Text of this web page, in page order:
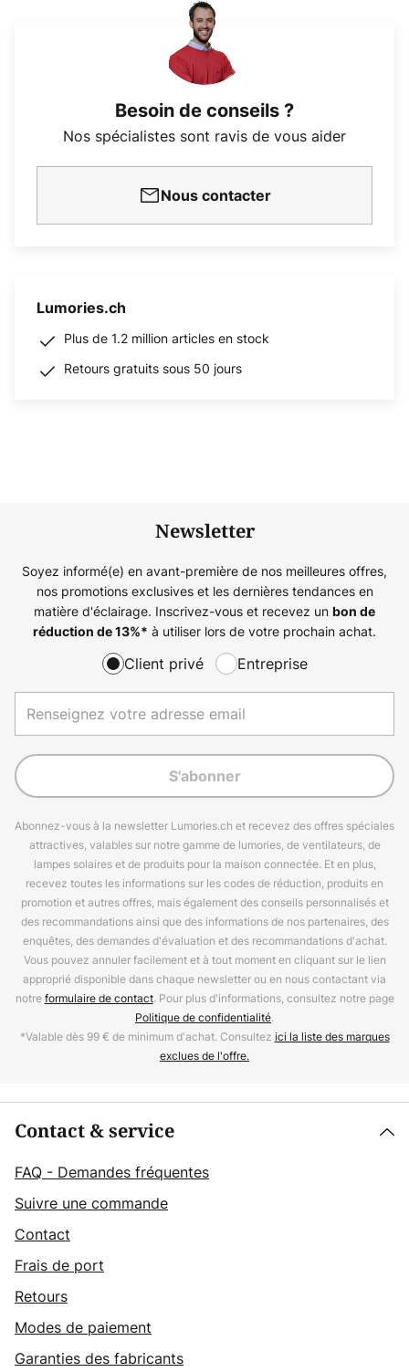
Besoin de conseils ?
Nos spécialistes sont ravis de vous aider
Nous contacter
Lumories.ch
Plus de 1.2 million articles en stock
Retours gratuits sous 50 jours
Newsletter
Soyez informé(e) en avant-première de nos meilleures offres,
nos promotions exclusives et les dernières tendances en
matière d'éclairage. Inscrivez-vous et recevez un bon de
réduction de13%* à utiliser lors de votre prochain achat.
Client privé Entreprise
S'abonner
Abonnez-vous à la newsletter Lumories.ch et recevez des offres spéciales
attractives, valables sur notre gamme de lumories, de ventilateurs, de
lampes solaires et de produits pour la maison connectée. Et en plus,
recevez toutes les informations sur les codes de réduction, produits en
promotion et autres offres, mais également des conseils personnalisés et
des recommandations ainsi que des informations de nos partenaires, des
enquêtes, des demandes d'évaluation et des recommandations d'achat.
Vous pouvez annuler facilement et à tout moment en cliquant sur le lien
approprié disponible dans chaque newsletter ou en nous contactant via
notreformulaire de contact. Pour plus d'informations, consultez notre page
Politique de confidentialité.
*Valable dès 99 € de minimum d'achat. Consultez ici la liste des marques
exclues de l'offre.
Contact & service
FAQ - Demandes fréquentes
Suivre une commande
Contact
Frais de port
Retours
Modes de paiement
Garanties des fabricants